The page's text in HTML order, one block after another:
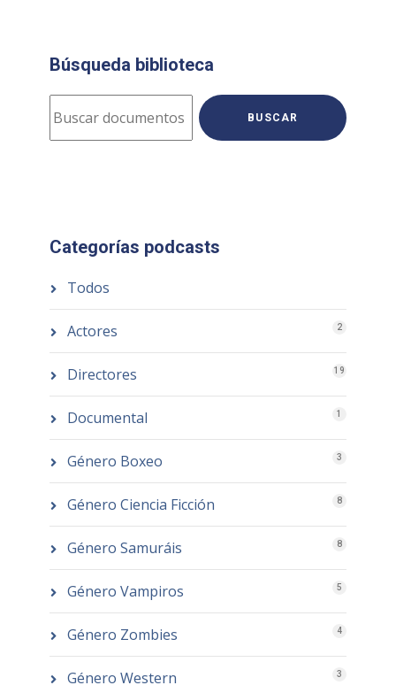
Búsqueda biblioteca
BUSCAR
Categorías podcasts
Todos
Actores 2
Directores 19
Documental 1
Género Boxeo 3
Género Ciencia Ficción 8
Género Samuráis 8
Género Vampiros 5
Género Zombies 4
Género Western 3